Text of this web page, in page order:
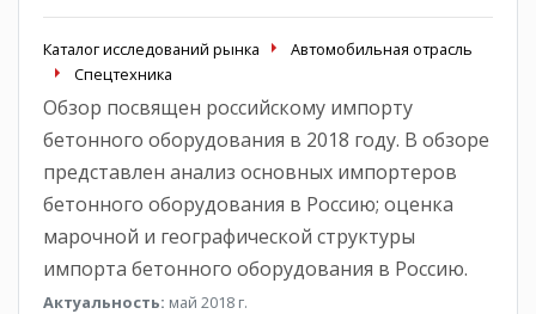
Каталог исследований рынка
Автомобильная отрасль
Спецтехника
Обзор посвящен российскому импорту
бетонного оборудования в 2018 году. В обзоре
представлен анализ основных импортеров
бетонного оборудования в Россию; оценка
марочной и географической структуры
импорта бетонного оборудования в Россию.
Актуальность: май 2018 г.